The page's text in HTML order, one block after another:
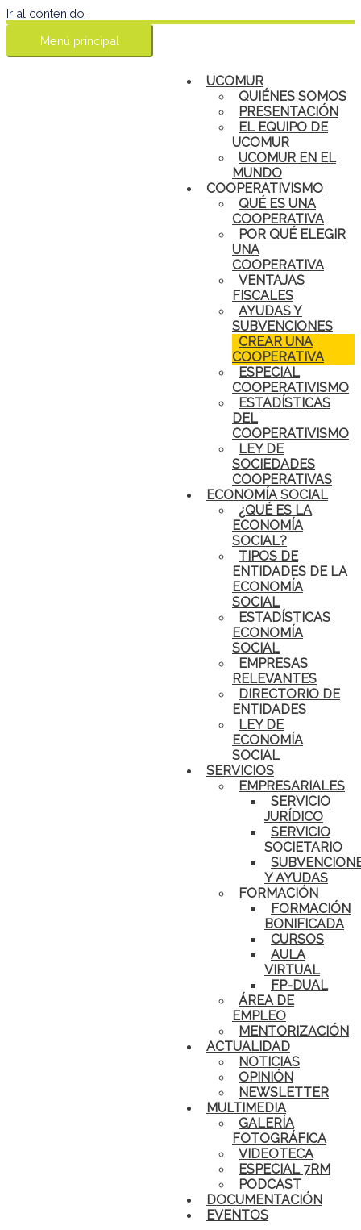
Ir al contenido
Menú principal
UCOMUR
QUIÉNES SOMOS
PRESENTACIÓN
EL EQUIPO DE
UCOMUR
UCOMUR EN EL
MUNDO
COOPERATIVISMO
QUÉ ES UNA
COOPERATIVA
POR QUÉ ELEGIR
UNA
COOPERATIVA
VENTAJAS
FISCALES
AYUDAS Y
SUBVENCIONES
CREAR UNA
COOPERATIVA
ESPECIAL
COOPERATIVISMO
ESTADÍSTICAS
DEL
COOPERATIVISMO
LEY DE
SOCIEDADES
COOPERATIVAS
ECONOMÍA SOCIAL
¿QUÉ ES LA
ECONOMÍA
SOCIAL?
TIPOS DE
ENTIDADES DE LA
ECONOMÍA
SOCIAL
ESTADÍSTICAS
ECONOMÍA
SOCIAL
EMPRESAS
RELEVANTES
DIRECTORIO DE
ENTIDADES
LEY DE
ECONOMÍA
SOCIAL
SERVICIOS
EMPRESARIALES
SERVICIO
JURÍDICO
SERVICIO
SOCIETARIO
Y AYUDAS
FORMACIÓN
FORMACIÓN
BONIFICADA
CURSOS
AULA
VIRTUAL
FP-DUAL
ÁREA DE
EMPLEO
MENTORIZACIÓN
ACTUALIDAD
NOTICIAS
OPINIÓN
NEWSLETTER
MULTIMEDIA
GALERÍA
FOTOGRÁFICA
VIDEOTECA
ESPECIAL 7RM
PODCAST
DOCUMENTACIÓN
EVENTOS